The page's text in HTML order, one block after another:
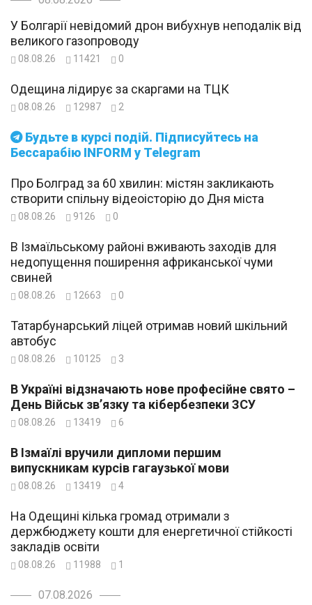
Будьте в курсі подій. Підписуйтесь на
Бессарабію INFORM у Telegram
У Болгарії невідомий дрон вибухнув неподалік від
великого газопроводу
08.08.26 11421 0
Одещина лідирує за скаргами на ТЦК
08.08.26 12987 2
Про Болград за 60 хвилин: містян закликають
створити спільну відеоісторію до Дня міста
08.08.26 9126 0
В Ізмаїльському районі вживають заходів для
недопущення поширення африканської чуми
свиней
08.08.26 12663 0
Татарбунарський ліцей отримав новий шкільний
автобус
08.08.26 10125 3
В Україні відзначають нове професійне свято –
День Військ зв’язку та кібербезпеки ЗСУ
08.08.26 13419 6
В Ізмаїлі вручили дипломи першим
випускникам курсів гагаузької мови
08.08.26 13419 4
На Одещині кілька громад отримали з
держбюджету кошти для енергетичної стійкості
закладів освіти
08.08.26 11988 1
07.08.2026